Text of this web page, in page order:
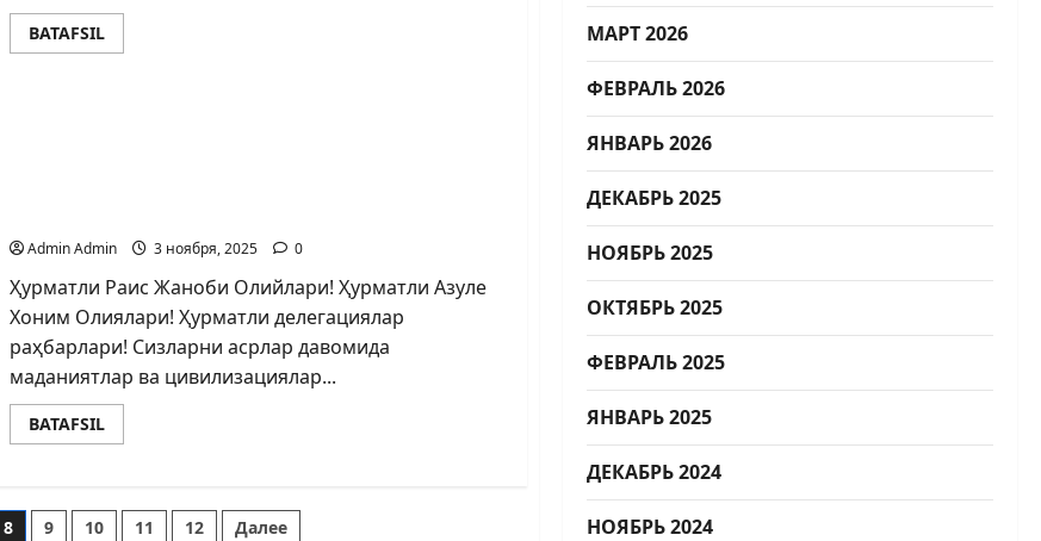
BATAFSIL
Admin Admin 3 ноября, 2025 0
Ҳурматли Раис Жаноби Олийлари! Ҳурматли Азуле
Хоним Олиялари! Ҳурматли делегациялар
раҳбарлари! Сизларни асрлар давомида
маданиятлар ва цивилизациялар...
BATAFSIL
8 9 10 11 12 Далее
МАРТ 2026
ФЕВРАЛЬ 2026
ЯНВАРЬ 2026
ДЕКАБРЬ 2025
НОЯБРЬ 2025
ОКТЯБРЬ 2025
ФЕВРАЛЬ 2025
ЯНВАРЬ 2025
ДЕКАБРЬ 2024
НОЯБРЬ 2024